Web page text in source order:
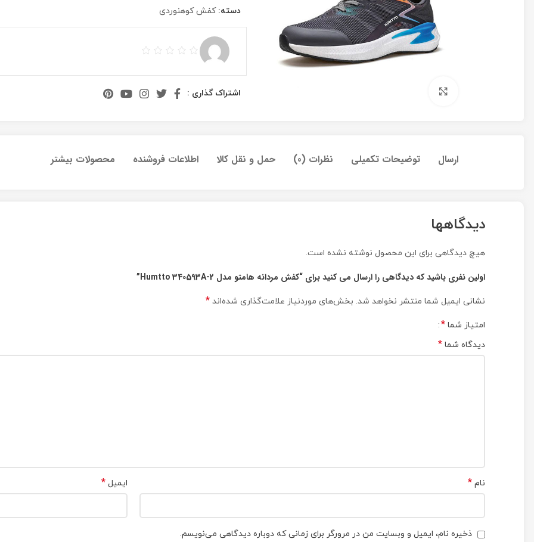
دسته: کفش کوهنوردی
اشتراک گذاری :
ارسال توضیحات تکمیلی نظرات (0) حمل و نقل کالا اطلاعات فروشنده محصولات بیشتر
دیدگاهها
هیچ دیدگاهی برای این محصول نوشته نشده است.
اولین نفری باشید که دیدگاهی را ارسال می کنید برای “کفش مردانه هامتو مدل Humtto 340593A-2”
نشانی ایمیل شما منتشر نخواهد شد. بخش‌های موردنیاز علامت‌گذاری شده‌اند *
امتیاز شما *
دیدگاه شما *
نام * ایمیل *
ذخیره نام، ایمیل و وبسایت من در مرورگر برای زمانی که دوباره دیدگاهی می‌نویسم.